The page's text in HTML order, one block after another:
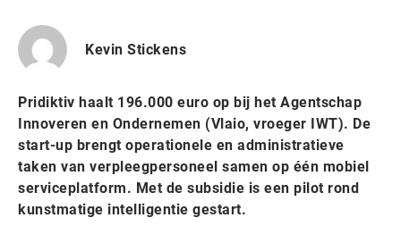
Kevin Stickens
Pridiktiv haalt 196.000 euro op bij het Agentschap
Innoveren en Ondernemen (Vlaio, vroeger IWT). De
start-up brengt operationele en administratieve
taken van verpleegpersoneel samen op één mobiel
serviceplatform. Met de subsidie is een pilot rond
kunstmatige intelligentie gestart.